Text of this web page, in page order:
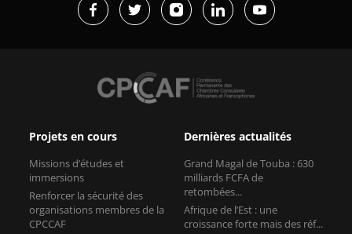
Projets en cours
Missions d’études et
immersions
Renforcer la sécurité des
organisations membres de la
CPCCAF
Dernières actualités
Grand Magal de Touba : 630
milliards FCFA de
retombées...
Afrique de l’Est : une
croissance forte mais des réf...